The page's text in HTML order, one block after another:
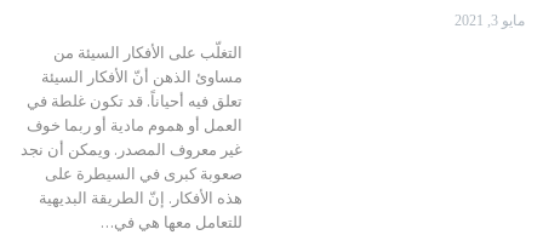
مايو 3, 2021
التغلّب على الأفكار السيئة من
مساوئ الذهن أنّ الأفكار السيئة
تعلق فيه أحياناً. قد تكون غلطة في
العمل أو هموم مادية أو ربما خوف
غير معروف المصدر. ويمكن أن نجد
صعوبة كبرى في السيطرة على
هذه الأفكار. إنّ الطريقة البديهية
للتعامل معها هي في…